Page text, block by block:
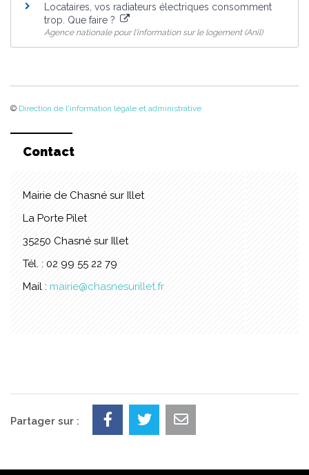
Locataires, vos radiateurs électriques consomment
trop. Que faire ?
Agence nationale pour l'information sur le logement (Anil)
© Direction de l'information légale et administrative
Contact
Mairie de Chasné sur Illet
La Porte Pilet
35250 Chasné sur Illet
Tél. : 02 99 55 22 79
Mail : mairie@chasnesurillet.fr
Partager sur :